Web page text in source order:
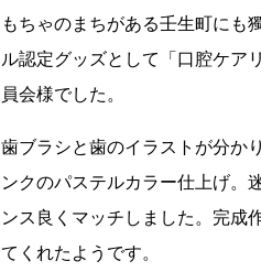
もちゃのまちがある壬生町にも
ル認定グッズとして「口腔ケア
員会様でした。
歯ブラシと歯のイラストが分か
ンクのパステルカラー仕上げ。
ンス良くマッチしました。完成
てくれたようです。